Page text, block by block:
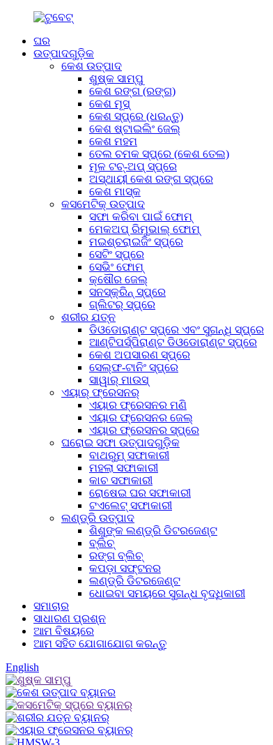
ଘର
ଉତ୍ପାଦଗୁଡ଼ିକ
କେଶ ଉତ୍ପାଦ
ଶୁଷ୍କ ସାମ୍ପୁ
କେଶ ରଙ୍ଗ (ରଙ୍ଗ)
କେଶ ମୂସ୍
କେଶ ସ୍ପ୍ରେ (ଧରନ୍ତୁ)
କେଶ ଷ୍ଟାଇଲିଂ ଜେଲ୍
କେଶ ମହମ
ତେଲ ଚମକ ସ୍ପ୍ରେ (କେଶ ତେଲ)
ମୂଳ ଟଚ୍-ଅପ୍ ସ୍ପ୍ରେ
ଅସ୍ଥାୟୀ କେଶ ରଙ୍ଗ ସ୍ପ୍ରେ
କେଶ ମାସ୍କ
କସମେଟିକ୍ ଉତ୍ପାଦ
ସଫା କରିବା ପାଇଁ ଫୋମ୍
ମେକଅପ୍ ରିମୁଭାଲ୍ ଫୋମ୍
ମଇଶ୍ଚରାଇଜିଂ ସ୍ପ୍ରେ
ସେଟିଂ ସ୍ପ୍ରେ
ସେଭିଂ ଫୋମ୍
କ୍ଷୌର ଜେଲ୍
ସନସ୍କ୍ରିନ୍ ସ୍ପ୍ରେ
ଗ୍ଲିଟର୍ ସ୍ପ୍ରେ
ଶରୀର ଯତ୍ନ
ଡିଓଡୋରାଣ୍ଟ ସ୍ପ୍ରେ ଏବଂ ସୁଗନ୍ଧି ସ୍ପ୍ରେ
ଆଣ୍ଟିପର୍ସ୍ପିରାଣ୍ଟ ଡିଓଡୋରାଣ୍ଟ ସ୍ପ୍ରେ
କେଶ ଅପସାରଣ ସ୍ପ୍ରେ
ସେଲ୍ଫ-ଟାନିଂ ସ୍ପ୍ରେ
ସାୱାର୍ ମାଉସ୍
ଏୟାର୍ ଫ୍ରେସନର୍‌
ଏୟାର ଫ୍ରେସନର ମଣି
ଏୟାର ଫ୍ରେସନର ଜେଲ୍
ଏୟାର ଫ୍ରେସନର ସ୍ପ୍ରେ
ଘରୋଇ ସଫା ଉତ୍ପାଦଗୁଡ଼ିକ
ବାଥରୁମ୍ ସଫାକାରୀ
ମହଲା ସଫାକାରୀ
କାଚ ସଫାକାରୀ
ରୋଷେଇ ଘର ସଫାକାରୀ
ଟଏଲେଟ୍ ସଫାକାରୀ
ଲଣ୍ଡ୍ରି ଉତ୍ପାଦ
ଶିଶୁଙ୍କ ଲଣ୍ଡ୍ରି ଡିଟରଜେଣ୍ଟ
ବ୍ଲିଚ୍
ରଙ୍ଗ ବ୍ଲିଚ୍
କପଡ଼ା ସଫ୍ଟନର
ଲଣ୍ଡ୍ରି ଡିଟରଜେଣ୍ଟ
ଧୋଇବା ସମୟରେ ସୁଗନ୍ଧ ବୃଦ୍ଧିକାରୀ
ସମାଚାର
ସାଧାରଣ ପ୍ରଶ୍ନ
ଆମ ବିଷୟରେ
ଆମ ସହିତ ଯୋଗାଯୋଗ କରନ୍ତୁ
English